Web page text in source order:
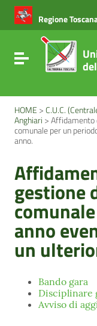
Vai ai contenuti
Vai al menu di
Vai al footer
Regione
Attiva / disattiva
HOME >C.U.C.
Anghiari >Affidamento
comunale per un
anno.
gestione
anno
un
Bando gara
Disciplinare
Avviso di